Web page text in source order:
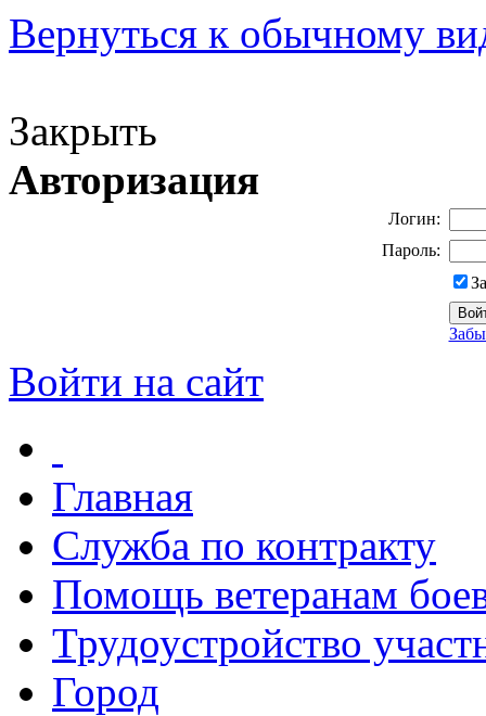
Вернуться к обычному
Закрыть
Авторизация
Логин:
Пароль:
Войти на сайт
Главная
Служба по контракту
Помощь ветеранам
Трудоустройство
Город